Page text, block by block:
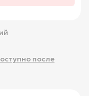
после